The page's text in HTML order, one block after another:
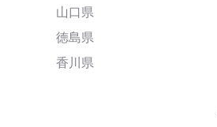
山口県
徳島県
香川県